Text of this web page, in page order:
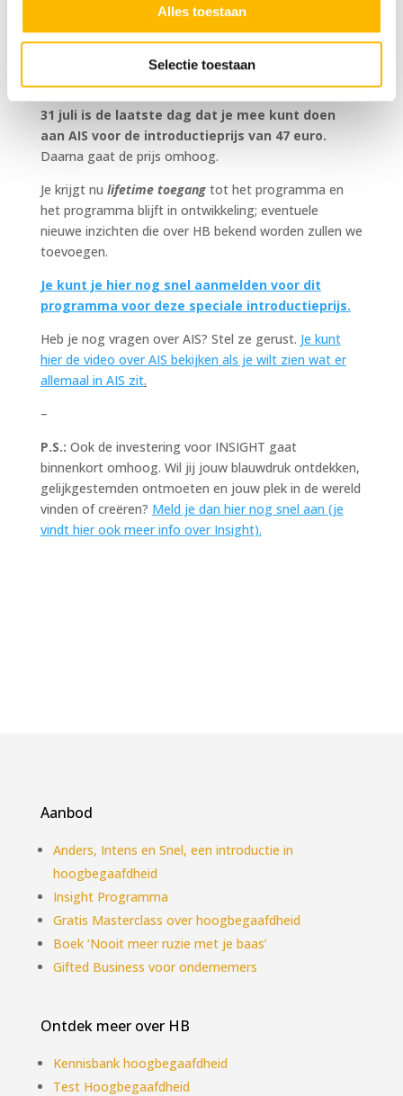
Alles toestaan
Selectie toestaan
misvattingen er nog zijn, hoe je misdiagnoses
bijna 200 mensenmee aan ‘Anders,
Intens en Snel’.
31 juli is de laatste dag dat je mee kunt doen
aan AIS voor de introductieprijs van 47 euro.
Daarna gaat de prijs omhoog.
Je krijgt nu lifetime toegangtot het programma en
het programma blijft in ontwikkeling; eventuele
nieuwe inzichten die over HB bekend worden zullen we
toevoegen.
Je kunt je hier nog snel aanmelden voor dit
programma voor deze speciale introductieprijs.
Heb je nog vragen over AIS? Stel ze gerust. Je kunt
hier de video over AIS bekijken als je wilt zien wat er
allemaal in AIS zit.
–
P.S.: Ook de investering voor INSIGHT gaat
binnenkort omhoog. Wil jij jouw blauwdruk ontdekken,
gelijkgestemden ontmoeten en jouw plek in de wereld
vinden of creëren? Meld je dan hier nog snel aan (je
vindt hier ook meer info over Insight).
Aanbod
Anders, Intens en Snel, een introductie in
hoogbegaafdheid
Insight Programma
Gratis Masterclass over hoogbegaafdheid
Boek ‘Nooit meer ruzie met je baas’
Gifted Business voor ondernemers
Ontdek meer over HB
Kennisbank hoogbegaafdheid
Test Hoogbegaafdheid